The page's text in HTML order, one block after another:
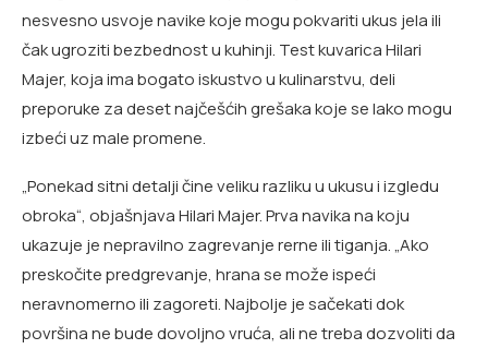
nesvesno usvoje navike koje mogu pokvariti ukus jela ili
čak ugroziti bezbednost u kuhinji. Test kuvarica Hilari
Majer, koja ima bogato iskustvo u kulinarstvu, deli
preporuke za deset najčešćih grešaka koje se lako mogu
izbeći uz male promene.
„Ponekad sitni detalji čine veliku razliku u ukusu i izgledu
obroka“, objašnjava Hilari Majer. Prva navika na koju
ukazuje je nepravilno zagrevanje rerne ili tiganja. „Ako
preskočite predgrevanje, hrana se može ispeći
neravnomerno ili zagoreti. Najbolje je sačekati dok
površina ne bude dovoljno vruća, ali ne treba dozvoliti da